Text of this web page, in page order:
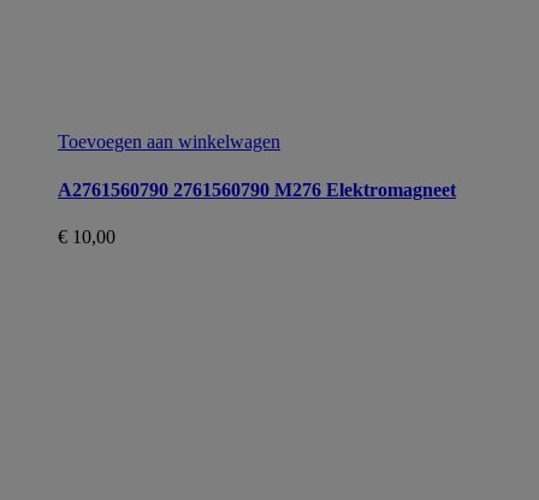
Toevoegen aan winkelwagen
A2761560790 2761560790 M276 Elektromagneet
€ 10,00